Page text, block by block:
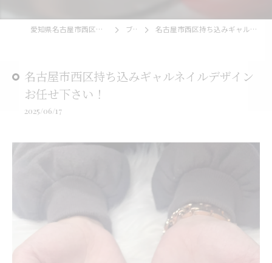
愛知県名古屋市西区のネイルならNAIL TAINA ブログ 名古屋市西区持ち込みギャルネイルデザインお任せ下さい！
名古屋市西区持ち込みギャルネイルデザイン
お任せ下さい！
2025/06/17